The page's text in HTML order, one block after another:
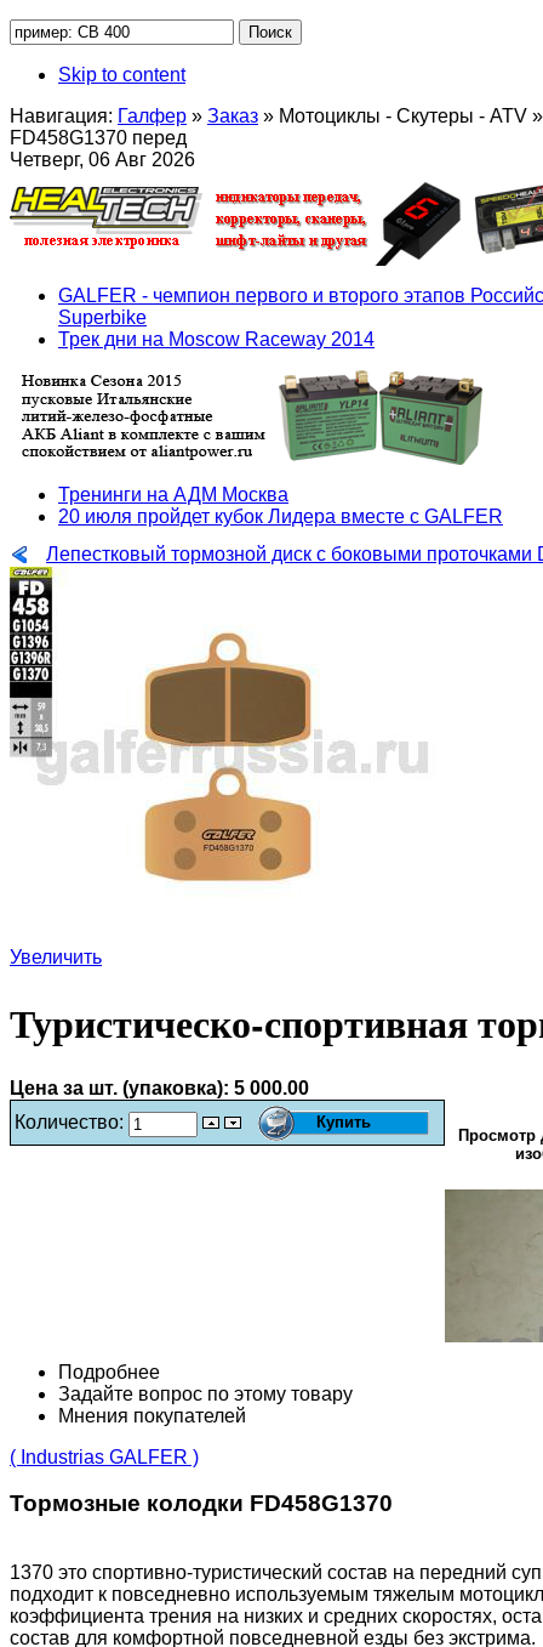
Skip to content
Навигация: Галфер » Заказ » Мотоциклы - Скутеры - ATV »
FD458G1370 перед
Четверг, 06 Авг 2026
GALFER - чемпион первого и второго этапов
Superbike
Трек дни на Moscow Raceway 2014
Тренинги на АДМ Москва
20 июля пройдет кубок Лидера вместе с GALFER
Лепестковый тормозной диск с боковыми проточками
Увеличить
Туристическо-спортивная
Цена за шт. (упаковка): 5 000.00
Количество:
Просмотр
Подробнее
Задайте вопрос по этому товару
Мнения покупателей
( Industrias GALFER )
Тормозные колодки FD458G1370
1370 это спортивно-туристический состав на передний
подходит к повседневно используемым тяжелым
коэффициента трения на низких и средних скоростях,
состав для комфортной повседневной езды без экстрима.